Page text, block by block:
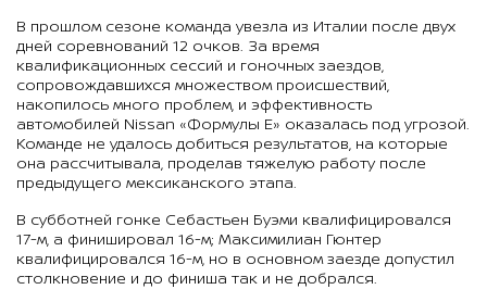
В прошлом сезоне команда увезла из Италии после двух
дней соревнований 12 очков. За время
квалификационных сессий и гоночных заездов,
сопровождавшихся множеством происшествий,
накопилось много проблем, и эффективность
автомобилей Nissan «Формулы E» оказалась под угрозой.
Команде не удалось добиться результатов, на которые
она рассчитывала, проделав тяжелую работу после
предыдущего мексиканского этапа.
В субботней гонке Себастьен Буэми квалифицировался
17-м, а финишировал 16-м; Максимилиан Гюнтер
квалифицировался 16-м, но в основном заезде допустил
столкновение и до финиша так и не добрался.